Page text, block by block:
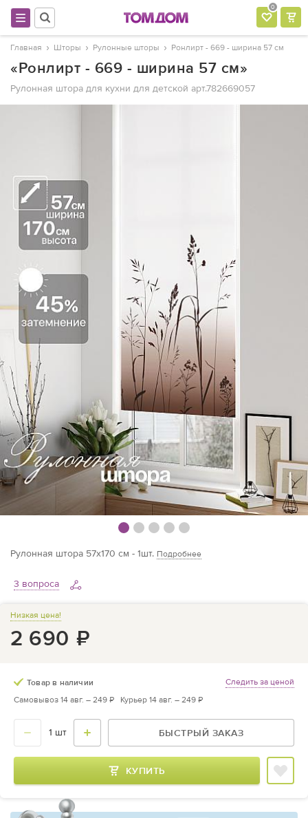
0
Главная Шторы Рулонные шторы Ронлирт - 669 - ширина 57 см
«Ронлирт - 669 - ширина 57 см»
Рулонная штора для кухни для детской арт.782669057
Рулонная штора 57х170 см - 1шт. Подробнее
3 вопроса
Низкая цена!
2 690 ₽
Товар в наличии
Следить за ценой
Самовывоз 14 авг. – 249 ₽ Курьер 14 авг. – 249 ₽
БЫСТРЫЙ ЗАКАЗ
КУПИТЬ